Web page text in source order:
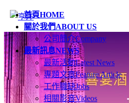
首頁HOME
關於我們ABOUT US
公司簡介Company
最新訊息NEWS
最新活動Latest News
專題文章Feature Article
工作職缺Jobs
相關影音Videos